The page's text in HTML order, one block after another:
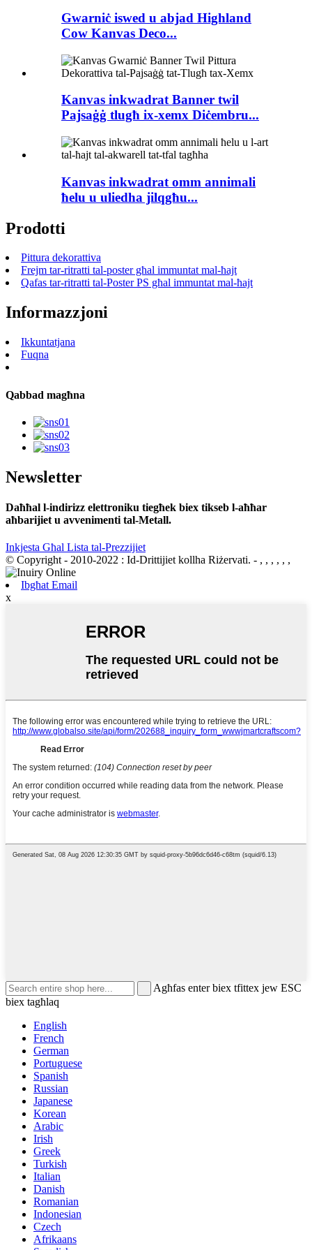
Gwarniċ iswed u abjad Highland
Cow Kanvas Deco...
Kanvas inkwadrat Banner twil
Pajsaġġ tlugħ ix-xemx Diċembru...
Kanvas inkwadrat omm annimali
ħelu u uliedha jilqgħu...
Prodotti
Pittura dekorattiva
Frejm tar-ritratti tal-poster għal immuntat mal-ħajt
Qafas tar-ritratti tal-Poster PS għal immuntat mal-ħajt
Informazzjoni
Ikkuntatjana
Fuqna
Qabbad magħna
Newsletter
Daħħal l-indirizz elettroniku tiegħek biex tikseb l-aħħar
aħbarijiet u avvenimenti tal-Metall.
Inkjesta Għal Lista tal-Prezzijiet
© Copyright - 2010-2022 : Id-Drittijiet kollha Riżervati. - , , , , , ,
Ibgħat Email
x
Agħfas enter biex tfittex jew ESC
biex tagħlaq
English
French
German
Portuguese
Spanish
Russian
Japanese
Korean
Arabic
Irish
Greek
Turkish
Italian
Danish
Romanian
Indonesian
Czech
Afrikaans